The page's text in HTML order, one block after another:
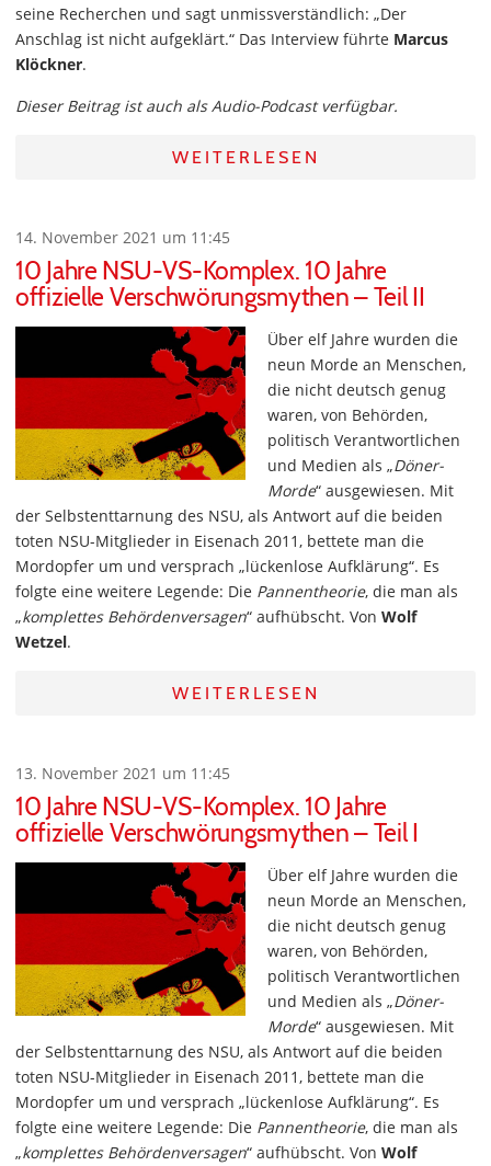
seine Recherchen und sagt unmissverständlich: „Der
Anschlag ist nicht aufgeklärt.“ Das Interview führte Marcus
Klöckner.
Dieser Beitrag ist auch als Audio-Podcast verfügbar.
WEITERLESEN
14. November 2021 um 11:45
10 Jahre NSU-VS-Komplex. 10 Jahre
offizielle Verschwörungsmythen – Teil II
Über elf Jahre wurden die
neun Morde an Menschen,
die nicht deutsch genug
waren, von Behörden,
politisch Verantwortlichen
und Medien als „Döner-
Morde“ ausgewiesen. Mit
der Selbstenttarnung des NSU, als Antwort auf die beiden
toten NSU-Mitglieder in Eisenach 2011, bettete man die
Mordopfer um und versprach „lückenlose Aufklärung“. Es
folgte eine weitere Legende: Die Pannentheorie, die man als
„komplettes Behördenversagen“ aufhübscht. Von Wolf
Wetzel.
WEITERLESEN
13. November 2021 um 11:45
10 Jahre NSU-VS-Komplex. 10 Jahre
offizielle Verschwörungsmythen – Teil I
Über elf Jahre wurden die
neun Morde an Menschen,
die nicht deutsch genug
waren, von Behörden,
politisch Verantwortlichen
und Medien als „Döner-
Morde“ ausgewiesen. Mit
der Selbstenttarnung des NSU, als Antwort auf die beiden
toten NSU-Mitglieder in Eisenach 2011, bettete man die
Mordopfer um und versprach „lückenlose Aufklärung“. Es
folgte eine weitere Legende: Die Pannentheorie, die man als
„komplettes Behördenversagen“ aufhübscht. Von Wolf